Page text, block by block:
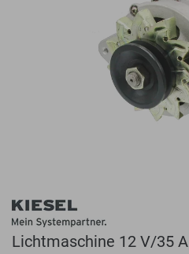
Lichtmaschine 12 V/35 A